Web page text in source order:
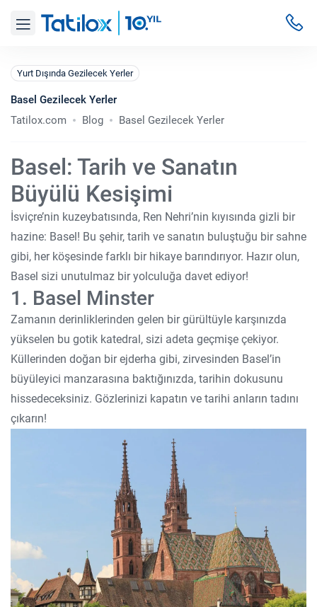
Yurt Dışında Gezilecek Yerler
Basel Gezilecek Yerler
Tatilox.com
Blog Basel Gezilecek Yerler
Basel: Tarih ve Sanatın
Büyülü Kesişimi
İsviçre’nin kuzeybatısında, Ren Nehri’nin kıyısında gizli bir
hazine: Basel! Bu şehir, tarih ve sanatın buluştuğu bir sahne
gibi, her köşesinde farklı bir hikaye barındırıyor. Hazır olun,
Basel sizi unutulmaz bir yolculuğa davet ediyor!
1. Basel Minster
Zamanın derinliklerinden gelen bir gürültüyle karşınızda
yükselen bu gotik katedral, sizi adeta geçmişe çekiyor.
Küllerinden doğan bir ejderha gibi, zirvesinden Basel’in
büyüleyici manzarasına baktığınızda, tarihin dokusunu
hissedeceksiniz. Gözlerinizi kapatın ve tarihi anların tadını
çıkarın!